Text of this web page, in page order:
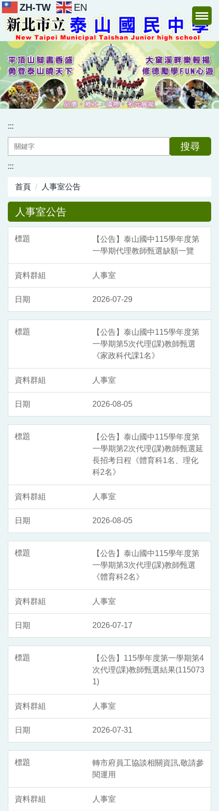
跳
到
主
要
內
容
區
ZH-TW EN
:::
搜尋
:::
首頁 人事室公告
人事室公告
【公告】泰山國中115學年度第
一學期代理教師甄選缺額一覽
人事室
2026-07-29
【公告】泰山國中115學年度第
一學期第5次代理(課)教師甄選
《家政科代課1名》
人事室
2026-08-05
【公告】泰山國中115學年度第
一學期第2次代理(課)教師甄選延
長招考日程《體育科1名、理化
科2名》
人事室
2026-08-05
【公告】泰山國中115學年度第
一學期第3次代理(課)教師甄選
《體育科2名》
人事室
2026-07-17
【公告】115學年度第一學期第4
次代理(課)教師甄選結果(115073
1)
人事室
2026-07-31
轉市府員工協談相關資訊,敬請參
閱運用
人事室